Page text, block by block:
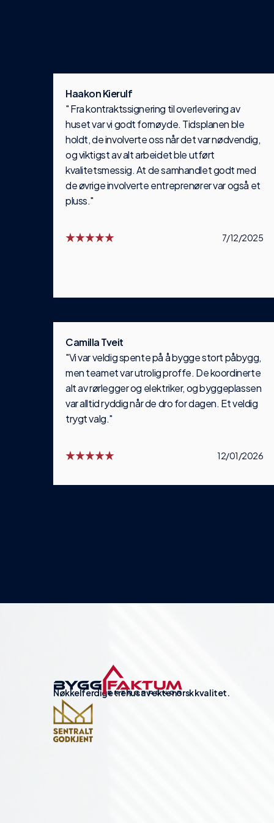
Haakon Kierulf
" Fra kontraktssignering til overlevering av
huset var vi godt fornøyde. Tidsplanen ble
holdt, de involverte oss når det var nødvendig,
og viktigst av alt arbeidet ble utført
kvalitetsmessig. At de samhandlet godt med
de øvrige involverte entreprenører var også et
pluss."
7/12/2025
Camilla Tveit
"Vi var veldig spente på å bygge stort påbygg,
men teamet var utrolig proffe. De koordinerte
alt av rørlegger og elektriker, og byggeplassen
var alltid ryddig når de dro for dagen. Et veldig
trygt valg."
12/01/2026
Nøkkelferdige trehus av ekte norsk kvalitet.